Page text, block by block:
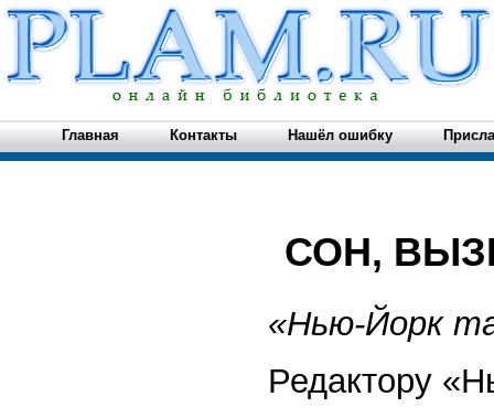
Главная Контакты Нашёл ошибку
СОН,
«Нью-Йорк
Редактору